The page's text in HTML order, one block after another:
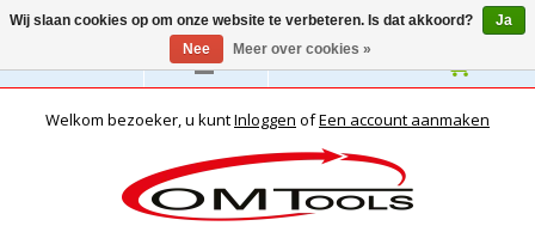
Nederlands
Welkom bezoeker, u kuntInloggen ofEen account aanmaken
Wij slaan cookies op om onze website te verbeteren. Is dat akkoord?
Ja
Nee
Meer over cookies »